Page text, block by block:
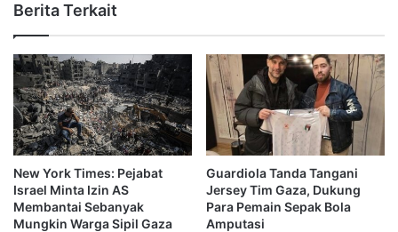
Berita Terkait
New York Times: Pejabat
Israel Minta Izin AS
Membantai Sebanyak
Mungkin Warga Sipil Gaza
Guardiola Tanda Tangani
Jersey Tim Gaza, Dukung
Para Pemain Sepak Bola
Amputasi